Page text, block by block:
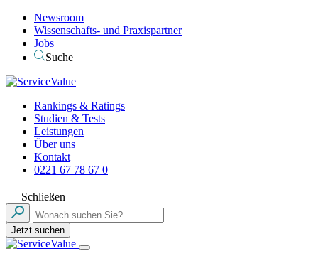
Newsroom
Wissenschafts- und Praxispartner
Jobs
Suche
Rankings & Ratings
Studien & Tests
Leistungen
Über uns
Kontakt
0221 67 78 67 0
Schließen
Jetzt suchen